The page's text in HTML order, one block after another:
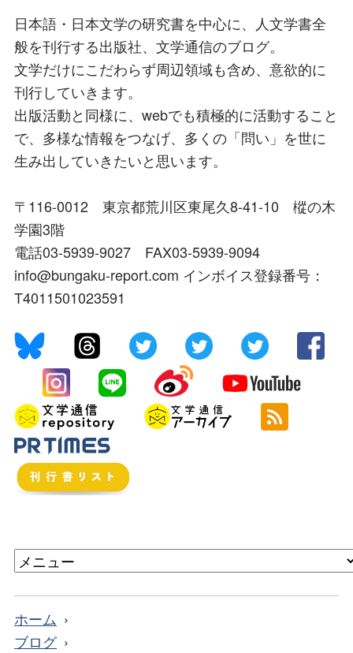
日本語・日本文学の研究書を中心に、人文学書全
般を刊行する出版社、文学通信のブログ。
文学だけにこだわらず周辺領域も含め、意欲的に
刊行していきます。
出版活動と同様に、webでも積極的に活動すること
で、多様な情報をつなげ、多くの「問い」を世に
生み出していきたいと思います。
〒116-0012 東京都荒川区東尾久8-41-10 樅の木
学園3階
電話03-5939-9027 FAX03-5939-9094
info@bungaku-report.com インボイス登録番号：
T4011501023591
ホーム
ブログ